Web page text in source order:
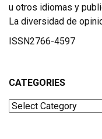
u otros idiomas y
La diversidad de
ISSN2766-4597
CATEGORIES
Categories